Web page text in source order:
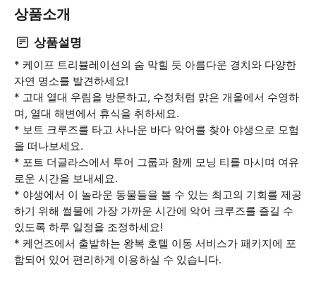
상품소개
상품설명
* 케이프 트리뷸레이션의 숨 막힐 듯 아름다운 경치와 다양한
자연 명소를 발견하세요!
* 고대 열대 우림을 방문하고, 수정처럼 맑은 개울에서 수영하
며, 열대 해변에서 휴식을 취하세요.
* 보트 크루즈를 타고 사나운 바다 악어를 찾아 야생으로 모험
을 떠나보세요.
* 포트 더글라스에서 투어 그룹과 함께 모닝 티를 마시며 여유
로운 시간을 보내세요.
* 야생에서 이 놀라운 동물들을 볼 수 있는 최고의 기회를 제공
하기 위해 썰물에 가장 가까운 시간에 악어 크루즈를 즐길 수
있도록 하루 일정을 조정하세요!
* 케언즈에서 출발하는 왕복 호텔 이동 서비스가 패키지에 포
함되어 있어 편리하게 이용하실 수 있습니다.